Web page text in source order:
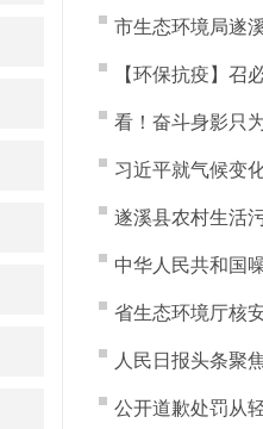
市生态环境局遂
【环保抗疫】
看！奋斗身影只
习近平就气候变
遂溪县农村生活
中华人民共和国
省生态环境厅核
人民日报头条聚
公开道歉处罚从